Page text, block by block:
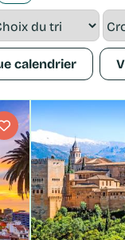
calendrier